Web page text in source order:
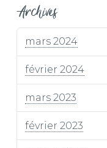
Archives
mars 2024
février 2024
mars 2023
février 2023